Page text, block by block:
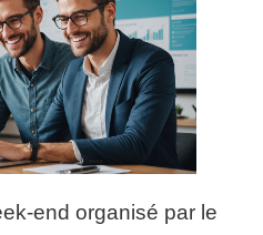
end organisé par le